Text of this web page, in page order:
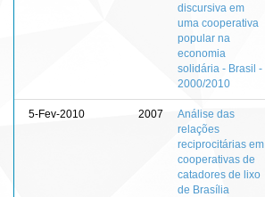
discursiva em
uma cooperativa
popular na
economia
solidária - Brasil -
2000/2010
5-Fev-2010 2007
Análise das
relações
reciprocitárias em
cooperativas de
catadores de lixo
de Brasília